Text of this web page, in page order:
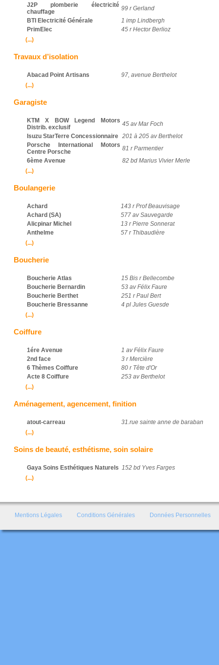
J2P plomberie électricité
chauffage
99 r Gerland
BTI Electricité Générale
1 imp Lindbergh
PrimElec
45 r Hector Berlioz
(...)
Travaux d’isolation
Abacad Point Artisans
97, avenue Berthelot
(...)
Garagiste
KTM X BOW Legend Motors
Distrib. exclusif
45 av Mar Foch
Isuzu StarTerre Concessionnaire 201 à 205 av Berthelot
Porsche International Motors
Centre Porsche
81 r Parmentier
6ème Avenue
82 bd Marius Vivier Merle
(...)
Boulangerie
Achard
143 r Prof Beauvisage
Achard (SA)
577 av Sauvegarde
Alicpinar Michel
13 r Pierre Sonnerat
Anthelme
57 r Thibaudière
(...)
Boucherie
Boucherie Atlas
15 Bis r Bellecombe
Boucherie Bernardin
53 av Félix Faure
Boucherie Berthet
251 r Paul Bert
Boucherie Bressanne
4 pl Jules Guesde
(...)
Coiffure
1ére Avenue
1 av Félix Faure
2nd face
3 r Mercière
6 Thèmes Coiffure
80 r Tête d'Or
Acte 8 Coiffure
253 av Berthelot
(...)
Aménagement, agencement, finition
atout-carreau
31.rue sainte anne de baraban
(...)
Soins de beauté, esthétisme, soin solaire
Gaya Soins Esthétiques Naturels 152 bd Yves Farges
(...)
Mentions Légales Conditions Générales Données Personnelles